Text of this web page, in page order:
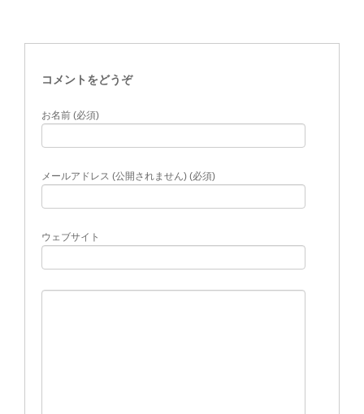
コメントをどうぞ
お名前 (必須)
メールアドレス (公開されません) (必須)
ウェブサイト